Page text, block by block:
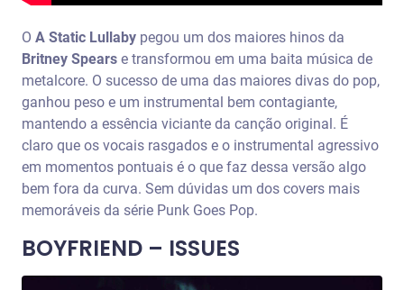
O A Static Lullaby pegou um dos maiores hinos da
Britney Spears e transformou em uma baita música de
metalcore. O sucesso de uma das maiores divas do pop,
ganhou peso e um instrumental bem contagiante,
mantendo a essência viciante da canção original. É
claro que os vocais rasgados e o instrumental agressivo
em momentos pontuais é o que faz dessa versão algo
bem fora da curva. Sem dúvidas um dos covers mais
memoráveis da série Punk Goes Pop.
BOYFRIEND – ISSUES